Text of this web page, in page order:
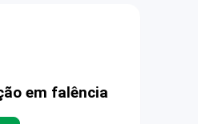
em falência